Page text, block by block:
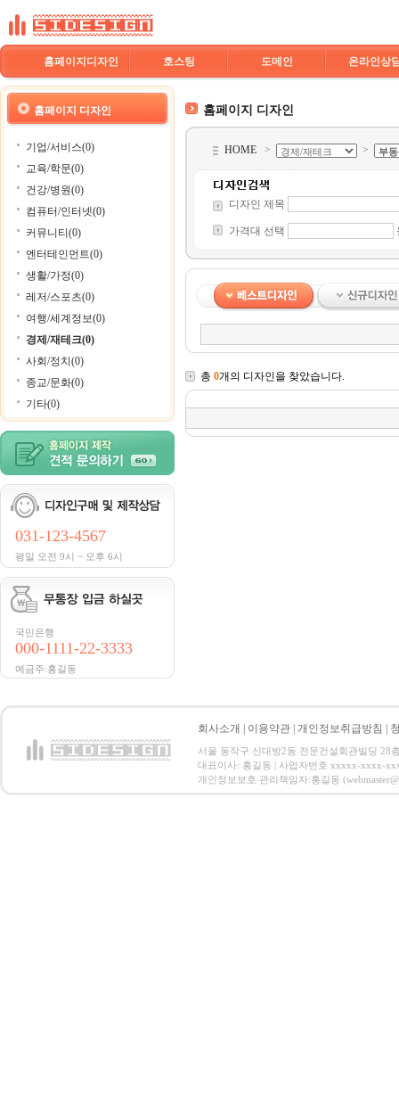
홈페이지디자인 호스팅 도메인 온라인상
홈페이지 디자인
기업/서비스(0)
교육/학문(0)
건강/병원(0)
컴퓨터/인터넷(0)
커뮤니티(0)
엔터테인먼트(0)
생활/가정(0)
레저/스포츠(0)
여행/세계정보(0)
경제/재테크(0)
사회/정치(0)
종교/문화(0)
기타(0)
031-123-4567
평일 오전 9시 ~ 오후 6시
국민은행
000-1111-22-3333
예금주:홍길동
홈페이지 디자인
HOME > >
디자인 제목
가격대 선택
총 0개의 디자인을 찾았습니다.
회사소개 이용약관 개인정보취급방침
서울 동작구 신대방2동 전문건설회관빌딩 28
대표이사: 홍길동 | 사업자번호 xxxxx-xxxx-
개인정보보호 관리책임자:홍길동